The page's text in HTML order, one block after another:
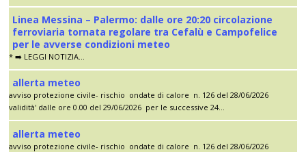
Linea Messina – Palermo: dalle ore 20:20 circolazione
ferroviaria tornata regolare tra Cefalù e Campofelice
per le avverse condizioni meteo
* ➡️ LEGGI NOTIZIA...
allerta meteo
avviso protezione civile- rischio ondate di calore n. 126 del 28/06/2026
validità' dalle ore 0.00 del 29/06/2026 per le successive 24...
allerta meteo
avviso protezione civile- rischio ondate di calore n. 126 del 28/06/2026